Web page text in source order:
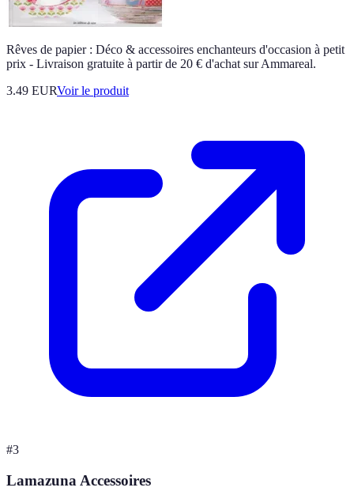
Rêves de papier : Déco & accessoires enchanteurs d'occasion à petit
prix - Livraison gratuite à partir de 20 € d'achat sur Ammareal.
3.49 EURVoir le produit
#3
Lamazuna Accessoires